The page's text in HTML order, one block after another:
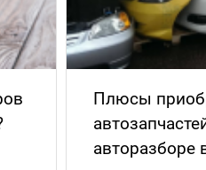
Пересылка
Японии - что